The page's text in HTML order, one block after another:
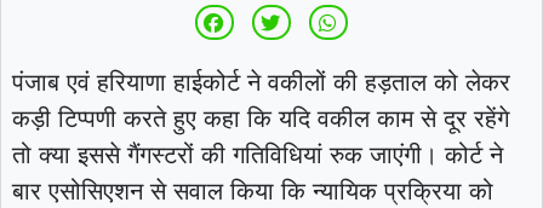
पंजाब एवं हरियाणा हाईकोर्ट ने वकीलों की हड़ताल को लेकर
कड़ी टिप्पणी करते हुए कहा कि यदि वकील काम से दूर रहेंगे
तो क्या इससे गैंगस्टरों की गतिविधियां रुक जाएंगी। कोर्ट ने
बार एसोसिएशन से सवाल किया कि न्यायिक प्रक्रिया को